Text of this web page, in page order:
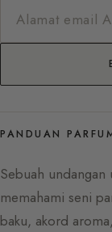
PANDUAN
Sebuah undangan
memahami seni
baku, akord